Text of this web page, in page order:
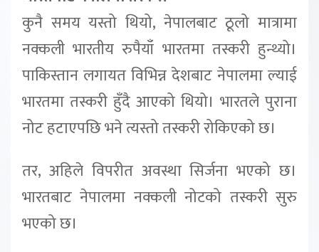
कुनै समय यस्तो थियो, नेपालबाट ठूलो मात्रामा
नक्कली भारतीय रुपैयाँ भारतमा तस्करी हुन्थ्यो।
पाकिस्तान लगायत विभिन्न देशबाट नेपालमा ल्याई
भारतमा तस्करी हुँदै आएको थियो। भारतले पुराना
नोट हटाएपछि भने त्यस्तो तस्करी रोकिएको छ।
तर, अहिले विपरीत अवस्था सिर्जना भएको छ।
भारतबाट नेपालमा नक्कली नोटको तस्करी सुरु
भएको छ।